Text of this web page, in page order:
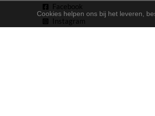
Facebook
Instagram
Cookies helpen ons bij het leveren,